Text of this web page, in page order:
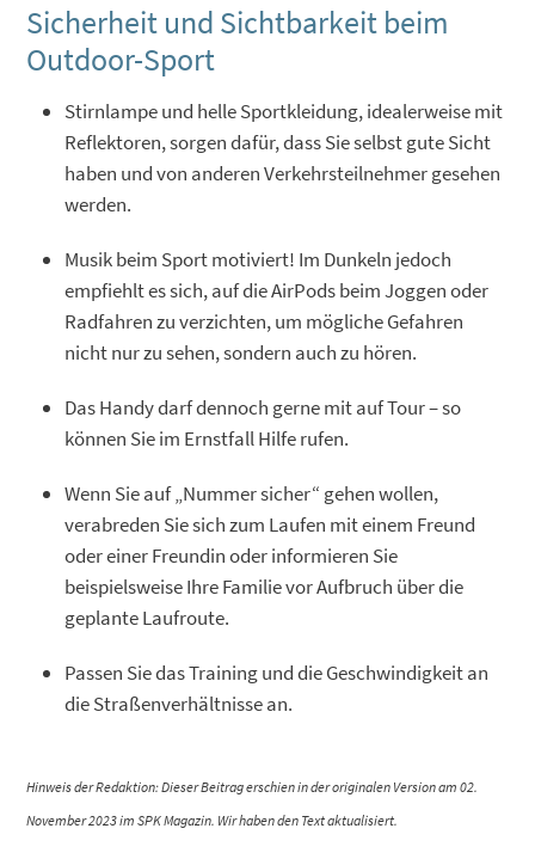
Sicherheit und Sichtbarkeit beim
Outdoor-Sport
Stirnlampe und helle Sportkleidung, idealerweise mit
Reflektoren, sorgen dafür, dass Sie selbst gute Sicht
haben und von anderen Verkehrsteilnehmer gesehen
werden.
Musik beim Sport motiviert! Im Dunkeln jedoch
empfiehlt es sich, auf die AirPods beim Joggen oder
Radfahren zu verzichten, um mögliche Gefahren
nicht nur zu sehen, sondern auch zu hören.
Das Handy darf dennoch gerne mit auf Tour – so
können Sie im Ernstfall Hilfe rufen.
Wenn Sie auf „Nummer sicher“ gehen wollen,
verabreden Sie sich zum Laufen mit einem Freund
oder einer Freundin oder informieren Sie
beispielsweise Ihre Familie vor Aufbruch über die
geplante Laufroute.
Passen Sie das Training und die Geschwindigkeit an
die Straßenverhältnisse an.
Hinweis der Redaktion: Dieser Beitrag erschien in der originalen Version am 02.
November 2023 im SPK Magazin. Wir haben den Text aktualisiert.